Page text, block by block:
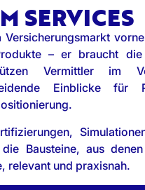
SERVICES
Versicherungsmarkt
– er braucht die
Vermittler im
Einblicke für
Bausteine, aus
relevant und praxisnah.